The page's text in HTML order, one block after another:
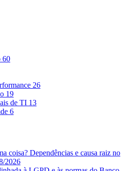
60
26
19
de TI 13
6
coisa? Dependências e causa raiz no
2026